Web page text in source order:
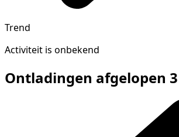
Trend
Activiteit is onbekend
Ontladingen afgelopen